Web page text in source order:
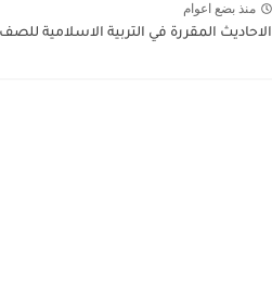
منذ بضع اعوام
الاحاديث المقررة في التربية الاسلامية للصف